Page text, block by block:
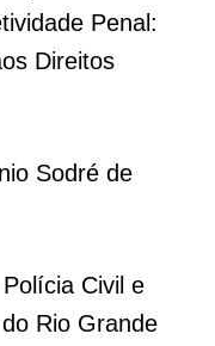
Penal:
Direitos
Sodré de
Civil e
Rio Grande